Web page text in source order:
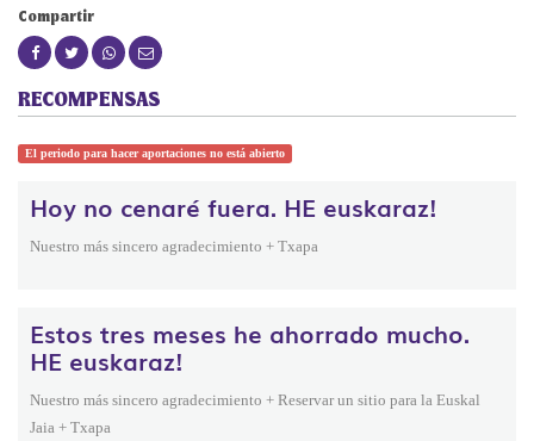
Compartir
RECOMPENSAS
El periodo para hacer aportaciones no está abierto
Hoy no cenaré fuera. HE euskaraz!
Nuestro más sincero agradecimiento + Txapa
Estos tres meses he ahorrado mucho.
HE euskaraz!
Nuestro más sincero agradecimiento + Reservar un sitio para la Euskal
Jaia + Txapa